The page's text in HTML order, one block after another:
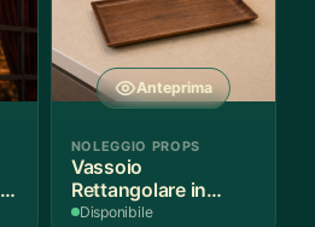
Anteprima
NOLEGGIO PROPS
Vassoio
Rettangolare in
Legno Scuro
Disponibile